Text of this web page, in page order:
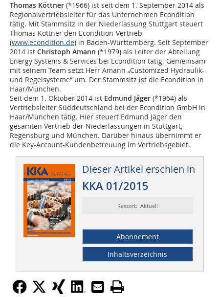
Thomas Köttner (*1966) ist seit dem 1. September 2014 als
Regionalvertriebsleiter für das Unternehmen Econdition
tätig. Mit Stammsitz in der Niederlassung Stuttgart steuert
Thomas Köttner den Econdition-Vertrieb
(www.econdition.de) in Baden-Württemberg. Seit September
2014 ist Christoph Amann (*1979) als Leiter der Abteilung
Energy Systems & Services bei Econdition tätig. Gemeinsam
mit seinem Team setzt Herr Amann „Customized Hydraulik-
und Regelsysteme“ um. Der Stammsitz ist die Econdition in
Haar/München.
Seit dem 1. Oktober 2014 ist Edmund Jäger (*1964) als
Vertriebsleiter Süddeutschland bei der Econdition GmbH in
Haar/München tätig. Hier steuert Edmund Jäger den
gesamten Vertrieb der Niederlassungen in Stuttgart,
Regensburg und München. Darüber hinaus übernimmt er
die Key-Account-Kundenbetreuung im Vertriebsgebiet.
Dieser Artikel erschien in
KKA 01/2015
Ressort: Aktuell
Abonnement
Inhaltsverzeichnis